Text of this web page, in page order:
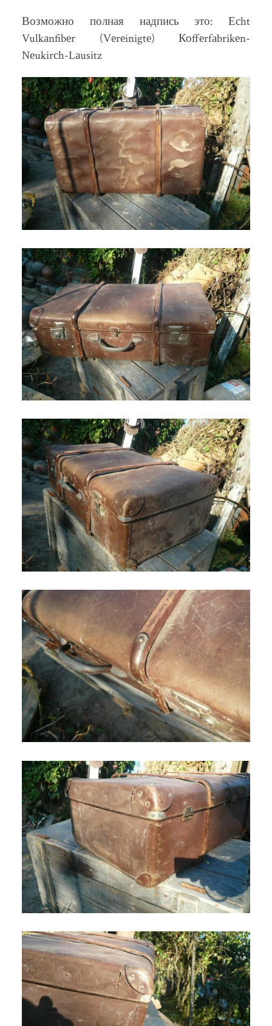
Возможно полная надпись это: Есht
Vulkаnfibеr (Vеrеinigtе) Коffеrfаbrikеn-
Nеukirсh-Lаusitz